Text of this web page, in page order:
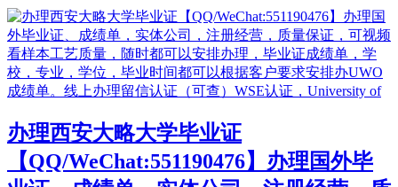
办理西安大略大学毕业证
【QQ/WeChat:551190476】办理国外毕